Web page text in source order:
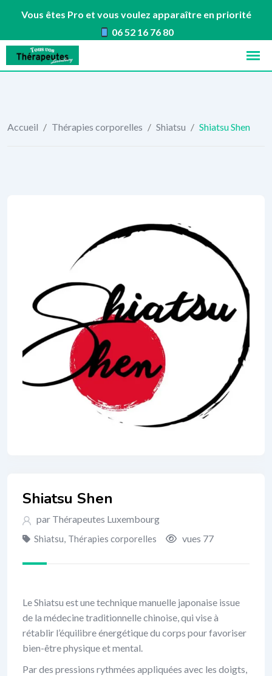
Vous êtes Pro et vous voulez apparaître en priorité
06 52 16 76 80
Skip
content
Accueil / Thérapies corporelles / Shiatsu / Shiatsu Shen
Shiatsu Shen
par Thérapeutes Luxembourg
Shiatsu, Thérapies corporelles vues 77
Le Shiatsu est une technique manuelle japonaise issue
de la médecine traditionnelle chinoise, qui vise à
rétablir l’équilibre énergétique du corps pour favoriser
bien-être physique et mental.
Par des pressions rythmées appliquées avec les doigts,